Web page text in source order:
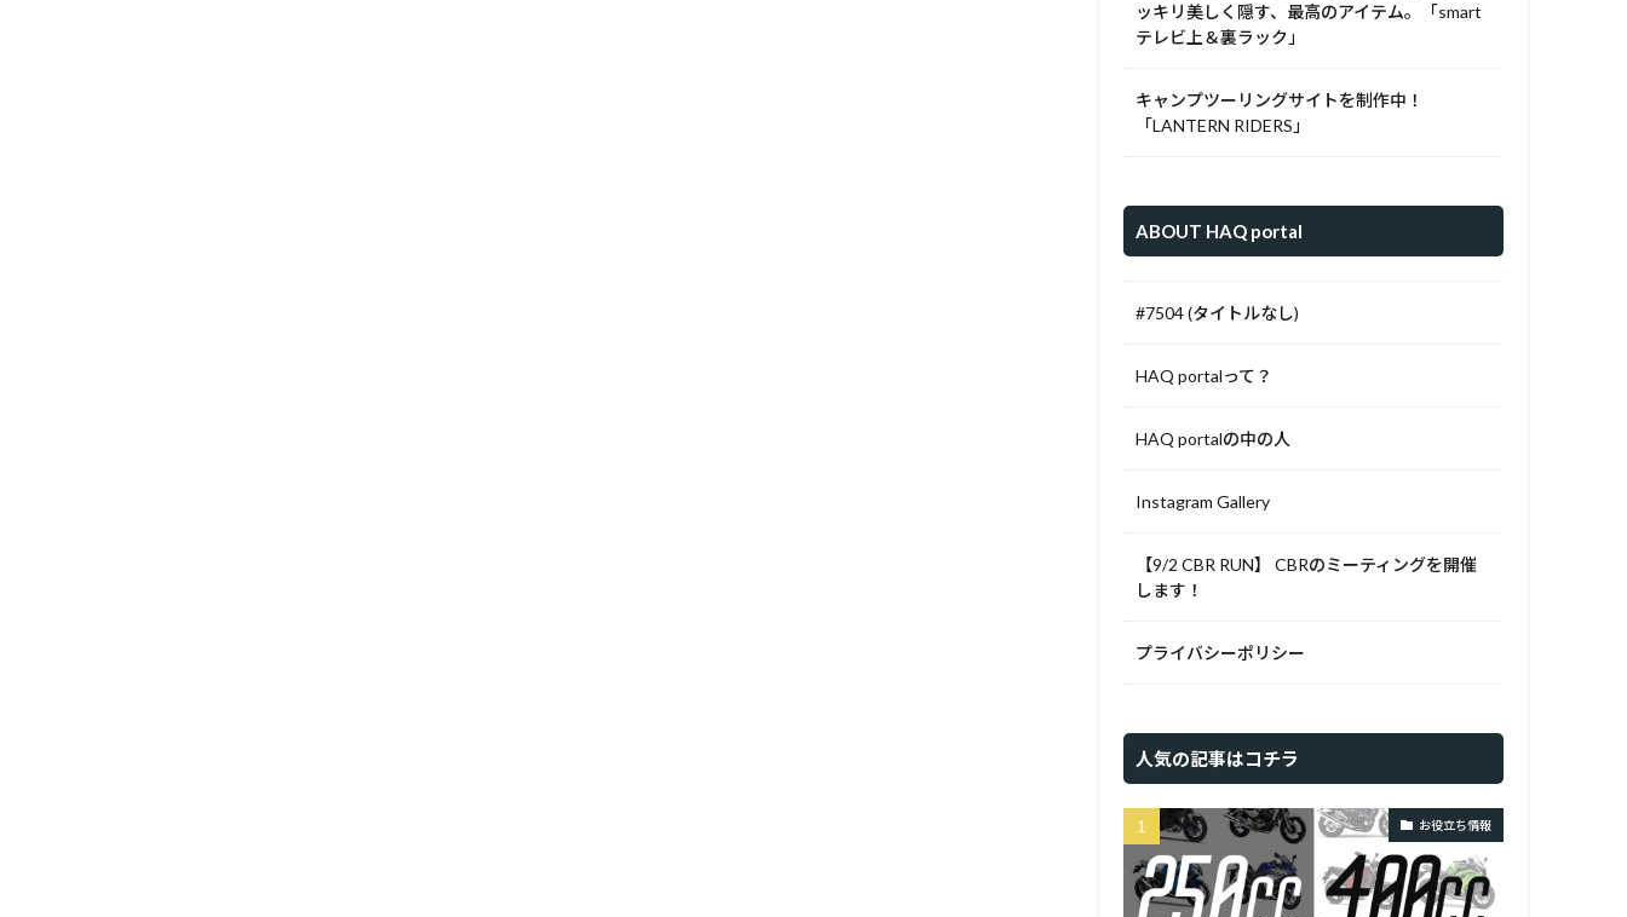
ッキリ美しく隠す、最高のアイテム。「smart
テレビ上＆裏ラック」
キャンプツーリングサイトを制作中！
「LANTERN RIDERS」
ABOUT HAQ portal
#7504 (タイトルなし)
HAQ portalって？
HAQ portalの中の人
Instagram Gallery
【9/2 CBR RUN】 CBRのミーティングを開催
します！
プライバシーポリシー
人気の記事はコチラ
お役立ち情報